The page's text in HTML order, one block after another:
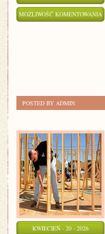
MOŻLIWOŚĆ KOMENTOWANIA
POSTED BY ADMIN
KWIECIEŃ - 20 - 2026